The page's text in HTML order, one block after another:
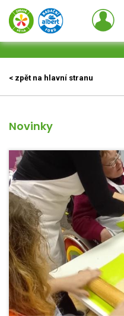
< zpět na hlavní stranu
Novinky